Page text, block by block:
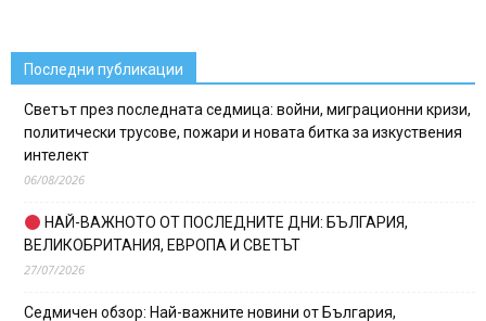
Последни публикации
Светът през последната седмица: войни, миграционни кризи,
политически трусове, пожари и новата битка за изкуствения
интелект
06/08/2026
НАЙ-ВАЖНОТО ОТ ПОСЛЕДНИТЕ ДНИ: БЪЛГАРИЯ,
ВЕЛИКОБРИТАНИЯ, ЕВРОПА И СВЕТЪТ
27/07/2026
Седмичен обзор: Най-важните новини от България,